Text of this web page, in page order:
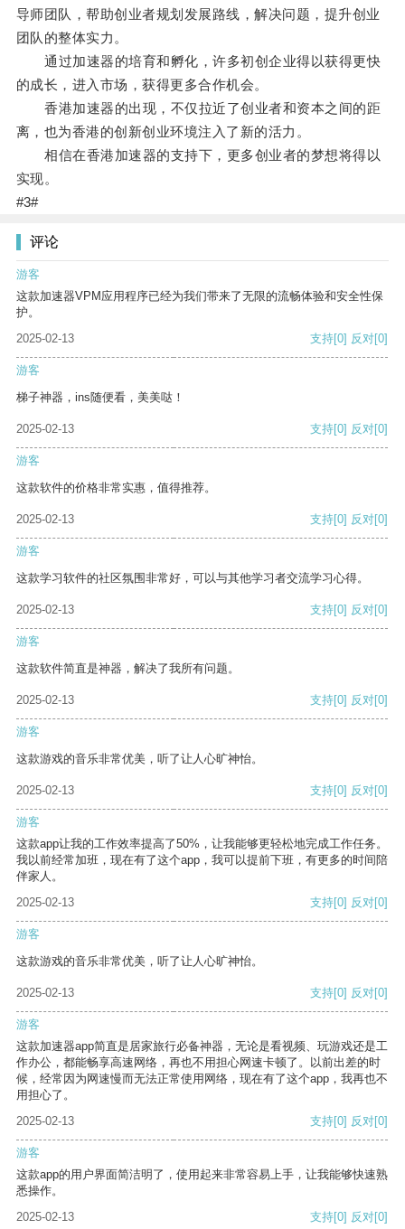
导师团队，帮助创业者规划发展路线，解决问题，提升创业
团队的整体实力。
通过加速器的培育和孵化，许多初创企业得以获得更快
的成长，进入市场，获得更多合作机会。
香港加速器的出现，不仅拉近了创业者和资本之间的距
离，也为香港的创新创业环境注入了新的活力。
相信在香港加速器的支持下，更多创业者的梦想将得以
实现。
#3#
评论
游客
这款加速器VPM应用程序已经为我们带来了无限的流畅体验和安全性保
护。
2025-02-13
支持[0] 反对[0]
游客
梯子神器，ins随便看，美美哒！
2025-02-13 支持[0] 反对[0]
游客
这款软件的价格非常实惠，值得推荐。
2025-02-13 支持[0] 反对[0]
游客
这款学习软件的社区氛围非常好，可以与其他学习者交流学习心得。
2025-02-13 支持[0] 反对[0]
游客
这款软件简直是神器，解决了我所有问题。
2025-02-13 支持[0] 反对[0]
游客
这款游戏的音乐非常优美，听了让人心旷神怡。
2025-02-13 支持[0] 反对[0]
游客
这款app让我的工作效率提高了50%，让我能够更轻松地完成工作任务。
我以前经常加班，现在有了这个app，我可以提前下班，有更多的时间陪
伴家人。
2025-02-13
支持[0] 反对[0]
游客
这款游戏的音乐非常优美，听了让人心旷神怡。
2025-02-13 支持[0] 反对[0]
游客
这款加速器app简直是居家旅行必备神器，无论是看视频、玩游戏还是工
作办公，都能畅享高速网络，再也不用担心网速卡顿了。以前出差的时
候，经常因为网速慢而无法正常使用网络，现在有了这个app，我再也不
用担心了。
2025-02-13
支持[0] 反对[0]
游客
这款app的用户界面简洁明了，使用起来非常容易上手，让我能够快速熟
悉操作。
2025-02-13
支持[0] 反对[0]